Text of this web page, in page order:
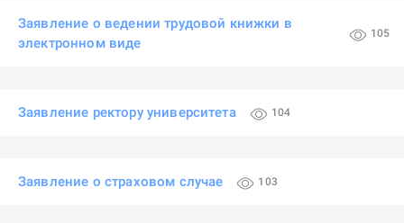
Заявление о ведении трудовой книжки в
электронном виде
105
Заявление ректору университета 104
Заявление о страховом случае 103